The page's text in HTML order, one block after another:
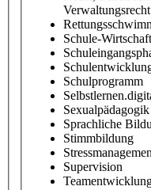
Verwaltungsrecht
Schule-Wirtschaft
Schulprogramm
Sexualpädagogik
Sprachliche
Stimmbildung
Supervision